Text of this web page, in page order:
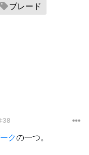
ブレード
クの一つ。